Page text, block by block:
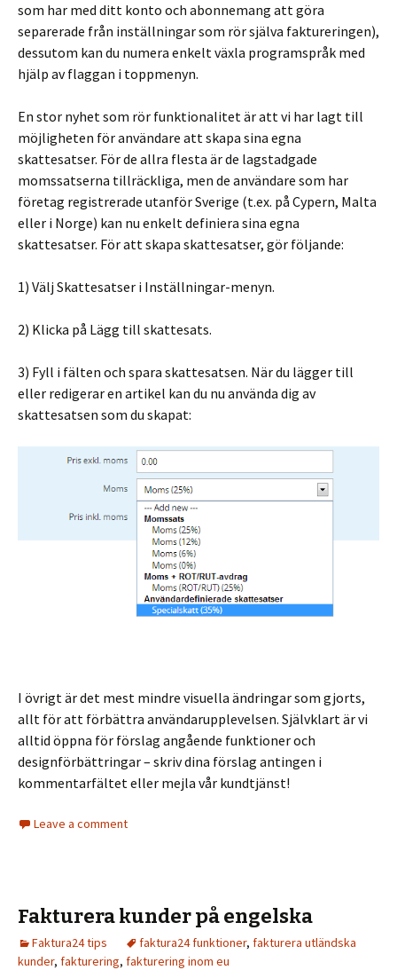
som har med ditt konto och abonnemang att göra
separerade från inställningar som rör själva faktureringen),
dessutom kan du numera enkelt växla programspråk med
hjälp av flaggan i toppmenyn.
En stor nyhet som rör funktionalitet är att vi har lagt till
möjligheten för användare att skapa sina egna
skattesatser. För de allra flesta är de lagstadgade
momssatserna tillräckliga, men de användare som har
företag registrerade utanför Sverige (t.ex. på Cypern, Malta
eller i Norge) kan nu enkelt definiera sina egna
skattesatser. För att skapa skattesatser, gör följande:
1) Välj Skattesatser i Inställningar-menyn.
2) Klicka på Lägg till skattesats.
3) Fyll i fälten och spara skattesatsen. När du lägger till
eller redigerar en artikel kan du nu använda dig av
skattesatsen som du skapat:
I övrigt är det mest mindre visuella ändringar som gjorts,
allt för att förbättra användarupplevelsen. Självklart är vi
alltid öppna för förslag angående funktioner och
designförbättringar – skriv dina förslag antingen i
kommentarfältet eller mejla vår kundtjänst!
Leave a comment
Fakturera kunder på engelska
Faktura24 tips faktura24 funktioner, fakturera utländska
kunder, fakturering, fakturering inom eu